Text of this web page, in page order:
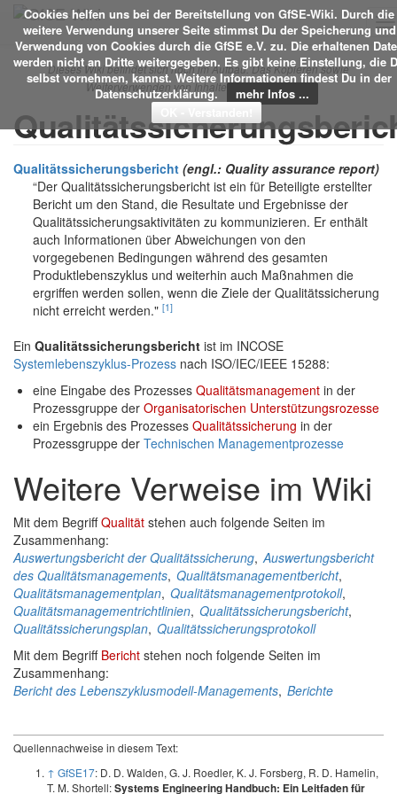
Dieses Wiki befindet sich noch im Aufbau. Das Kopieren sowie
Weiterverwenden von Inhalten ist nicht erlaubt.
Cookies helfen uns bei der Bereitstellung von GfSE-Wiki. Durch die
weitere Verwendung unserer Seite stimmst Du der Speicherung und
Verwendung von Cookies durch die GfSE e.V. zu. Die erhaltenen
werden nicht an Dritte weitergegeben. Es gibt keine Einstellung, die
selbst vornehmen, kannst. Weitere Informationen findest Du in der
Datenschutzerklärung.
mehr Infos ...
Qualitätssicherungsbericht (engl.: Quality assurance report)
“Der Qualitätssicherungsbericht ist ein für Beteiligte erstellter
Bericht um den Stand, die Resultate und Ergebnisse der
Qualitätssicherungsaktivitäten zu kommunizieren. Er enthält
auch Informationen über Abweichungen von den
vorgegebenen Bedingungen während des gesamten
Produktlebenszyklus und weiterhin auch Maßnahmen die
ergriffen werden sollen, wenn die Ziele der Qualitätssicherung
nicht erreicht werden."[1]
Ein Qualitätssicherungsbericht ist im INCOSE
Systemlebenszyklus-Prozess nach ISO/IEC/IEEE 15288:
eine Eingabe des ProzessesQualitätsmanagement in der
Prozessgruppe derOrganisatorischen Unterstützungsrozesse
ein Ergebnis des ProzessesQualitätssicherung in der
Prozessgruppe derTechnischen Managementprozesse
Weitere Verweise im Wiki
Mit dem BegriffQualität stehen auch folgende Seiten im
Zusammenhang:
Auswertungsbericht der Qualitätssicherung,Auswertungsbericht
des Qualitätsmanagements, Qualitätsmanagementbericht,
Qualitätsmanagementplan, Qualitätsmanagementprotokoll,
Qualitätsmanagementrichtlinien, Qualitätssicherungsbericht,
Qualitätssicherungsplan, Qualitätssicherungsprotokoll
Mit dem Begriff Bericht stehen noch folgende Seiten im
Zusammenhang:
Bericht des Lebenszyklusmodell-Managements, Berichte
Quellennachweise in diesem Text:
↑ GfSE17: D. D. Walden, G. J. Roedler, K. J. Forsberg, R. D. Hamelin,
T. M. Shortell:Systems Engineering Handbuch: Ein Leitfaden für